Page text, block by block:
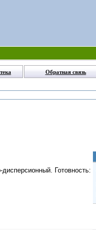
Обратная связь
Готовность: